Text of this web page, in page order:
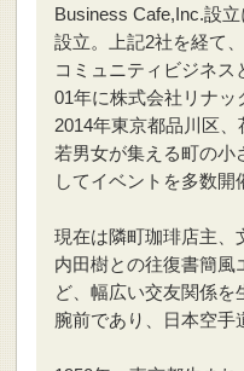
Business Cafe,Inc.設
設立。上記2社を経て
コミュニティビジネ
01年に株式会社リナッ
2014年東京都品川区
若男女が集える町の小
してイベントを多数開
現在は隣町珈琲店主、
内田樹との往復書簡風
ど、幅広い交友関係
腕前であり、日本空手